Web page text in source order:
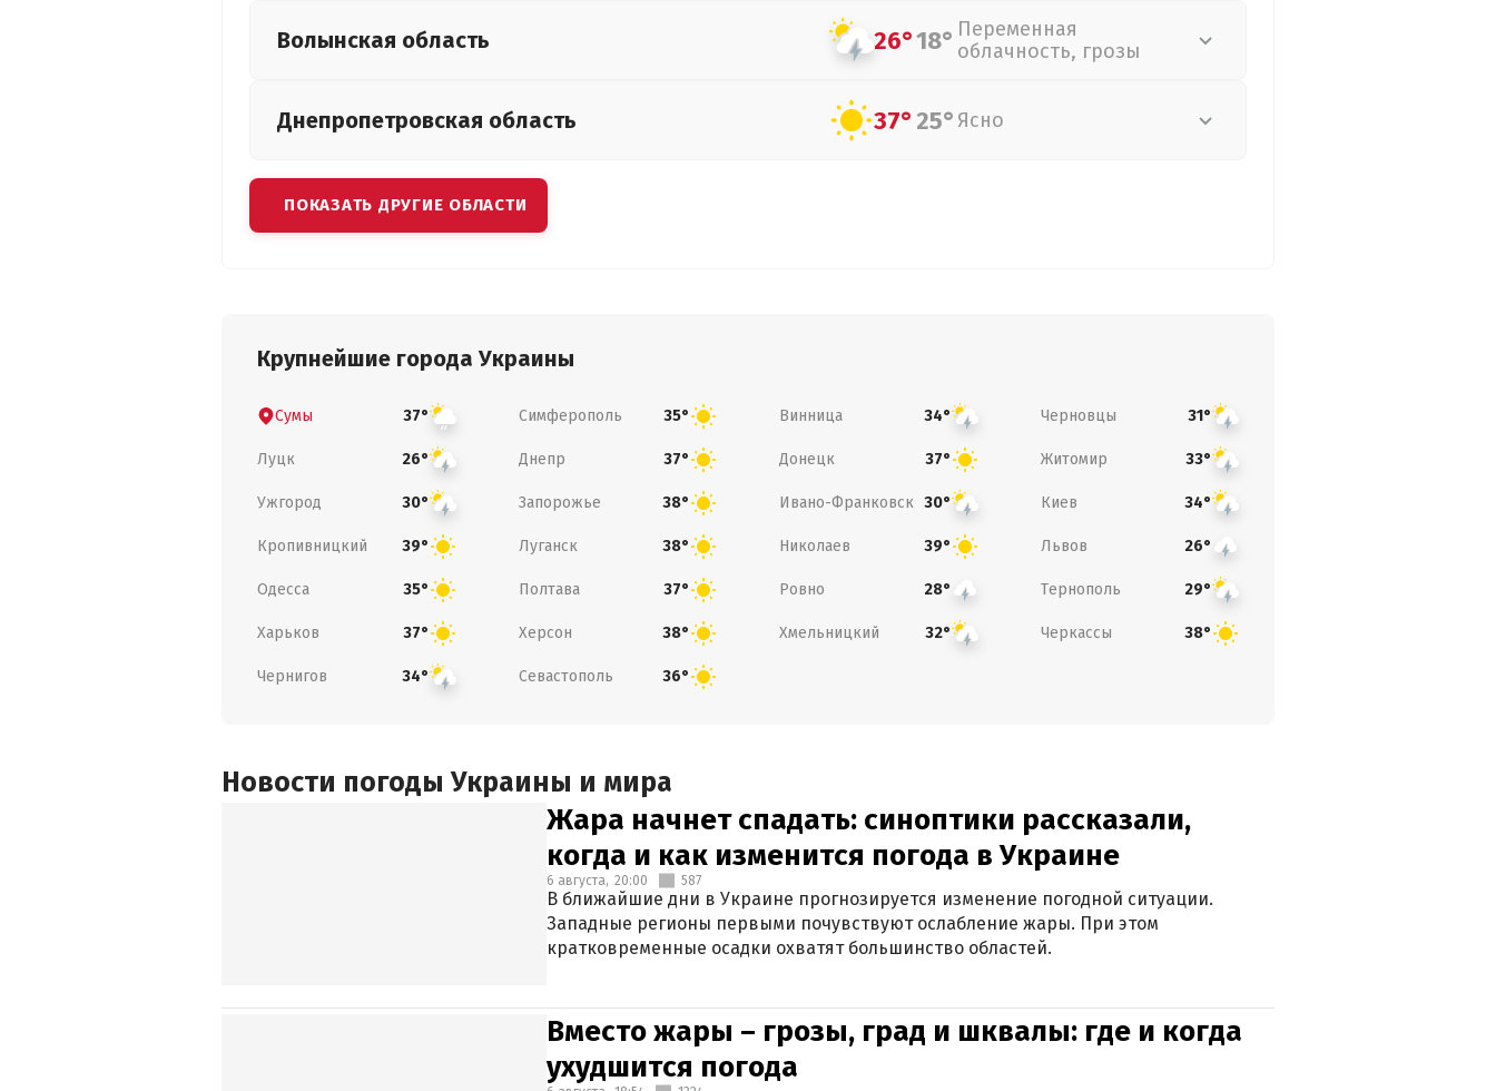
Волынская область 26°18° Переменная
облачность, грозы
Днепропетровская область 37°25° Ясно
ПОКАЗАТЬ ДРУГИЕ ОБЛАСТИ
Крупнейшие города Украины
Сумы 37° Симферополь 35° Винница 34° Черновцы 31°
Луцк 26° Днепр 37° Донецк 37° Житомир 33°
Ужгород 30° Запорожье 38° Ивано-Франковск 30° Киев 34°
Кропивницкий 39° Луганск 38° Николаев 39° Львов 26°
Одесса 35° Полтава 37° Ровно 28° Тернополь 29°
Харьков 37° Херсон 38° Хмельницкий 32° Черкассы 38°
Чернигов 34° Севастополь 36°
Новости погоды Украины и мира
Жара начнет спадать: синоптики рассказали,
когда и как изменится погода в Украине
6 августа, 20:00 587
В ближайшие дни в Украине прогнозируется изменение погодной ситуации.
Западные регионы первыми почувствуют ослабление жары. При этом
кратковременные осадки охватят большинство областей.
Вместо жары – грозы, град и шквалы: где и когда
ухудшится погода